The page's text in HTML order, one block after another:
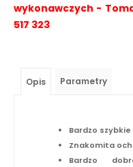
wykonawczych -
517 323
Opis Parametry
Bardzo
Znakomita
Bardzo